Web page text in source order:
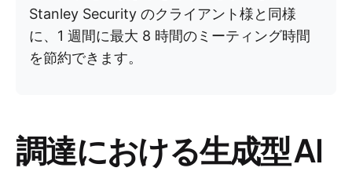
Stanley Security のクライアント様と同様
に、1 週間に最大 8 時間のミーティング時間
を節約できます。
調達における生成型 AI